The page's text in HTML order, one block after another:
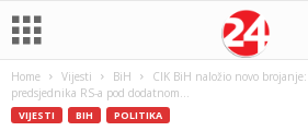
Home Vijesti BiH
CIK BiH naložio novo
predsjednika RS-a pod dodatnom...
VIJESTI BIH POLITIKA